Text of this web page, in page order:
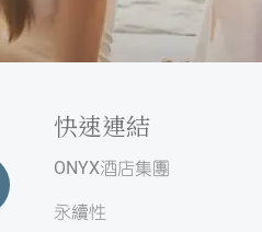
快速連結
ONYX酒店集團
永續性